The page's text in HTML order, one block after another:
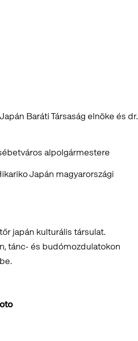
Baráti Társaság elnöke és dr.
alpolgármestere
Japán magyarországi
japán kulturális társulat.
tánc- és budómozdulatokon
és a koto